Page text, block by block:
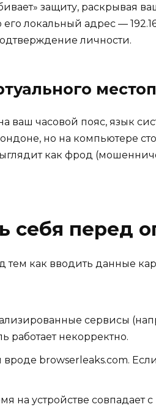
защиту, раскрывая
локальный адрес —
личности.
ваш часовой пояс, язык
но на компьютере
как фрод
себя перед
тем как вводить данные
сервисы
работает некорректно.
browserleaks.com.
на устройстве совпадает